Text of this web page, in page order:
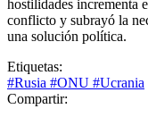
hostilidades incrementa
conflicto y subrayó la
una solución política.
Etiquetas:
#Rusia #ONU #Ucrania
Compartir: